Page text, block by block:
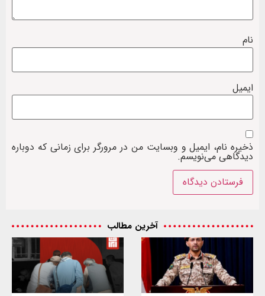
نام
ایمیل
ذخیره نام، ایمیل و وبسایت من در مرورگر برای زمانی که دوباره
دیدگاهی می‌نویسم.
آخرین مطالب